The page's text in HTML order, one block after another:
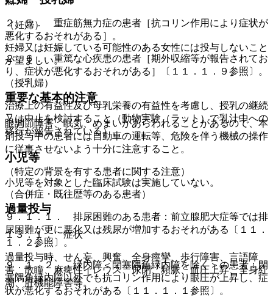
（妊婦）
妊婦又は妊娠している可能性のある女性には投与しないこと
が望ましい。
（授乳婦）
治療上の有益性及び母乳栄養の有益性を考慮し、授乳の継続
又は中止を検討すること（動物実験（ラット）で乳汁中への
移行が報告されている）。
小児等
小児等を対象とした臨床試験は実施していない。
過量投与
１３．１． 症状
過量投与時、せん妄、興奮、全身痙攣、歩行障害、言語障
害、散瞳、麻痺性イレウス、尿閉、頻脈、血圧上昇、全身紅
潮、肝機能障害等。
２．５． 重症筋無力症の患者［抗コリン作用により症状が
悪化するおそれがある］。
２．６． 重篤な心疾患の患者［期外収縮等が報告されてお
り、症状が悪化するおそれがある］〔１１．１．９参照〕。
重要な基本的注意
眼調節障害、眠気、めまいがあらわれることがあるので、本
剤投与中の患者には自動車の運転等、危険を伴う機械の操作
に従事させないよう十分に注意すること。
（特定の背景を有する患者に関する注意）
（合併症・既往歴等のある患者）
９．１．１． 排尿困難のある患者：前立腺肥大症等では排
尿困難が更に悪化又は残尿が増加するおそれがある〔１１．
１．２参照〕。
９．１．２． 緑内障＜閉塞隅角緑内障を除く＞の患者：閉
塞隅角緑内障以外でも抗コリン作用により眼圧が上昇し、症
状が悪化するおそれがある〔１１．１．１参照〕。